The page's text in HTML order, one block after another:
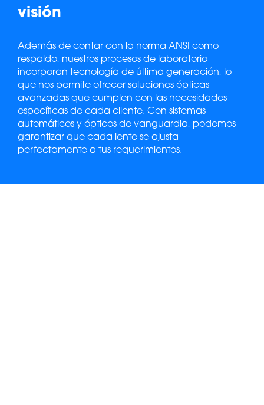
visión
Además de contar con la norma ANSI como
respaldo, nuestros procesos de laboratorio
incorporan tecnología de última generación, lo
que nos permite ofrecer soluciones ópticas
avanzadas que cumplen con las necesidades
específicas de cada cliente. Con sistemas
automáticos y ópticos de vanguardia, podemos
garantizar que cada lente se ajusta
perfectamente a tus requerimientos.